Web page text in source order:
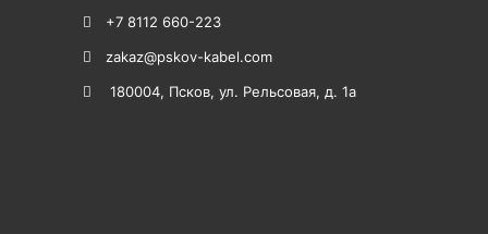
+7 8112 660-223
zakaz@pskov-kabel.com
180004, Псков, ул. Рельсовая, д. 1а